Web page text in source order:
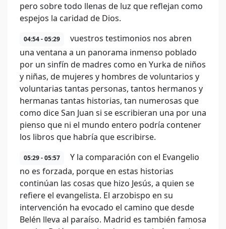
pero sobre todo llenas de luz que reflejan como
espejos la caridad de Dios.
04:54 - 05:29
vuestros testimonios nos abren
una ventana a un panorama inmenso poblado
por un sinfín de madres como en Yurka de niños
y niñas, de mujeres y hombres de voluntarios y
voluntarias tantas personas, tantos hermanos y
hermanas tantas historias, tan numerosas que
como dice San Juan si se escribieran una por una
pienso que ni el mundo entero podría contener
los libros que habría que escribirse.
05:29 - 05:57
Y la comparación con el Evangelio
no es forzada, porque en estas historias
continúan las cosas que hizo Jesús, a quien se
refiere el evangelista. El arzobispo en su
intervención ha evocado el camino que desde
Belén lleva al paraíso. Madrid es también famosa